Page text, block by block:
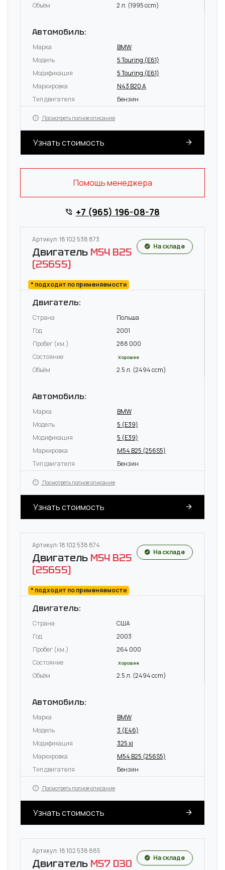
Объём 2 л. (1995 ccm)
Автомобиль:
Марка
BMW
Модель
5 Touring (E61)
Модификация
5 Touring (E61)
Маркировка
N43 B20 A
Тип двигателя
Бензин
Посмотреть полное описание
Узнать стоимость
Помощь менеджера
+7 (965) 196-08-78
Артикул: 18 102 538 873
Двигатель M54 B25
(256S5)
* подходит по применяемости
На складе
Двигатель:
Страна
Польша
Год
2001
Пробег (км.)
288 000
Состояние
Хорошее
Объём 2.5 л. (2494 ccm)
Автомобиль:
Марка
BMW
Модель
5 (E39)
Модификация
5 (E39)
Маркировка
M54 B25 (256S5)
Тип двигателя
Бензин
Посмотреть полное описание
Узнать стоимость
Артикул: 18 102 538 874
Двигатель M54 B25
(256S5)
* подходит по применяемости
На складе
Двигатель:
Страна
США
Год
2003
Пробег (км.)
264 000
Состояние
Хорошее
Объём 2.5 л. (2494 ccm)
Автомобиль:
Марка
BMW
Модель
3 (E46)
Модификация
325 xi
Маркировка
M54 B25 (256S5)
Тип двигателя
Бензин
Посмотреть полное описание
Узнать стоимость
Артикул: 18 102 538 885
Двигатель M57 D30
На складе